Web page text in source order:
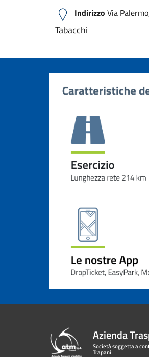
Indirizzo Via
Tabacchi
Azienda
Società soggetta a
Trapani